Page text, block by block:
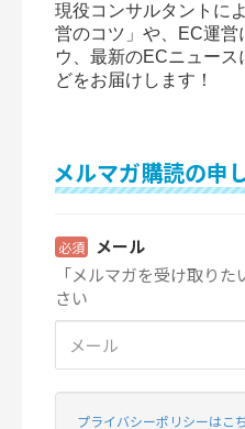
現役コンサルタントに
営のコツ」や、EC運営
ウ、最新のECニュー
どをお届けします！